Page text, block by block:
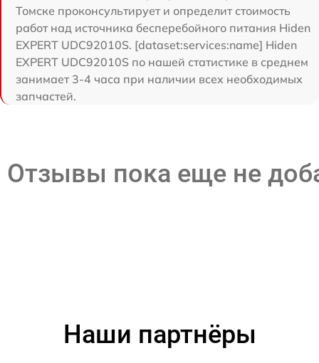
Томске проконсультирует и определит стоимость
работ над источника бесперебойного питания Hiden
EXPERT UDC92010S. [dataset:services:name] Hiden
EXPERT UDC92010S по нашей статистике в среднем
занимает 3-4 часа при наличии всех необходимых
запчастей.
Отзывы пока еще не
Наши партнёры